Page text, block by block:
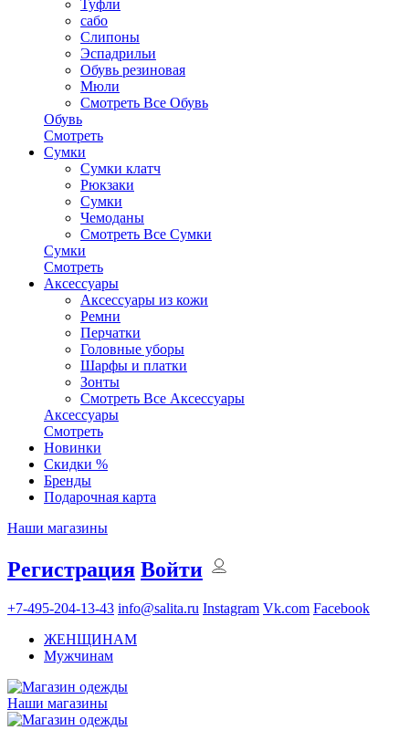
Туфли
сабо
Слипоны
Эспадрильи
Обувь резиновая
Мюли
Смотреть Все Обувь
Обувь
Смотреть
Сумки
Сумки клатч
Рюкзаки
Сумки
Чемоданы
Смотреть Все Сумки
Сумки
Смотреть
Аксессуары
Аксессуары из кожи
Ремни
Перчатки
Головные уборы
Шарфы и платки
Зонты
Смотреть Все Аксессуары
Аксессуары
Смотреть
Новинки
Скидки %
Бренды
Подарочная карта
Наши магазины
Регистрация Войти
+7-495-204-13-43 info@salita.ru Instagram Vk.com Facebook
ЖЕНЩИНАМ
Мужчинам
Наши магазины